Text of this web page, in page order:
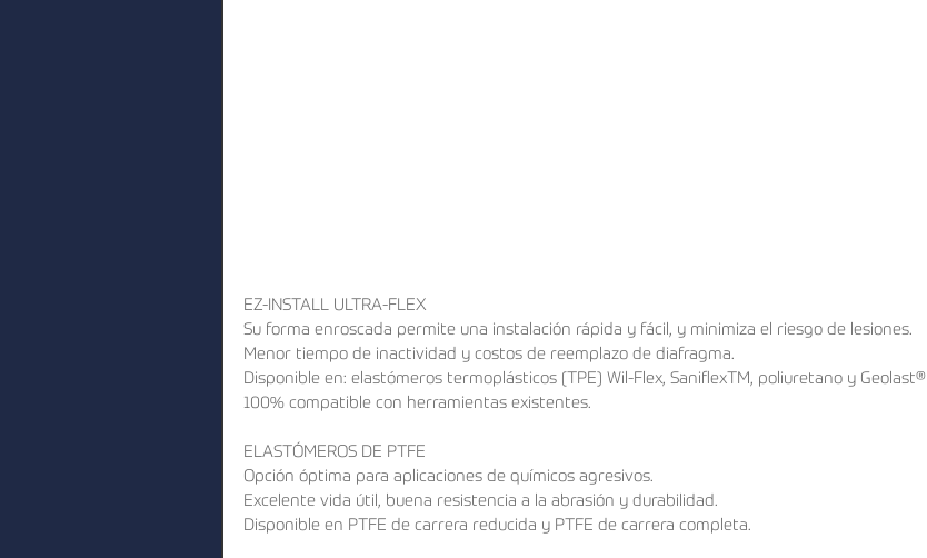
EZ-INSTALL ULTRA-FLEX
Su forma enroscada permite una instalación rápida y fácil, y minimiza el riesgo de lesiones.
Menor tiempo de inactividad y costos de reemplazo de diafragma.
Disponible en: elastómeros termoplásticos (TPE) Wil-Flex, SaniflexTM, poliuretano y Geolast®
100% compatible con herramientas existentes.
ELASTÓMEROS DE PTFE
Opción óptima para aplicaciones de químicos agresivos.
Excelente vida útil, buena resistencia a la abrasión y durabilidad.
Disponible en PTFE de carrera reducida y PTFE de carrera completa.